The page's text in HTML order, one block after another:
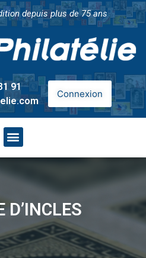
depuis plus de 75 ans
91
Connexion
D’INCLES